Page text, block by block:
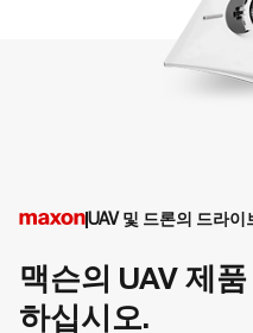
UAV 및 드론의 드라이
맥슨의 UAV 제
하십시오.